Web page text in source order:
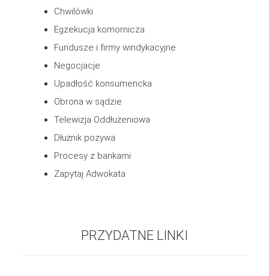
Chwilówki
Egzekucja komornicza
Fundusze i firmy windykacyjne
Negocjacje
Upadłość konsumencka
Obrona w sądzie
Telewizja Oddłużeniowa
Dłużnik pozywa
Procesy z bankami
Zapytaj Adwokata
PRZYDATNE LINKI